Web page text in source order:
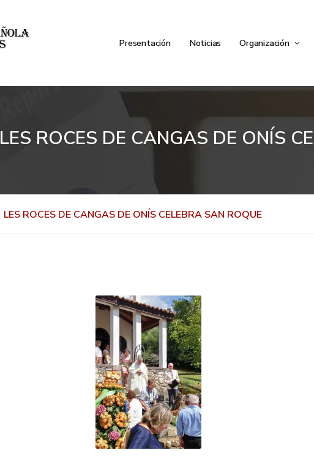
Presentación Noticias Organización
LES ROCES DE CANGAS DE ONÍS
LES ROCES DE CANGAS DE ONÍS CELEBRA SAN ROQUE